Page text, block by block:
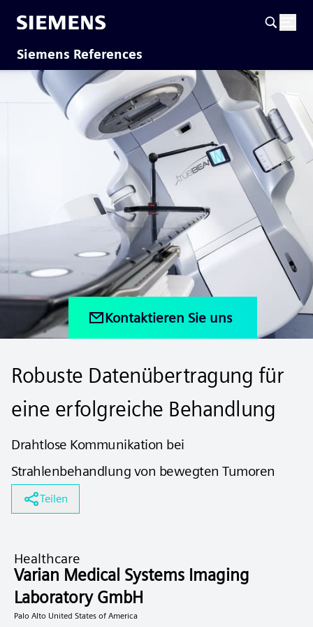
Siemens References
Kontaktieren Sie uns
Robuste Datenübertragung für
eine erfolgreiche Behandlung
Drahtlose Kommunikation bei
Strahlenbehandlung von bewegten Tumoren
Teilen
Healthcare
Varian Medical Systems Imaging
Laboratory GmbH
Palo Alto United States of America